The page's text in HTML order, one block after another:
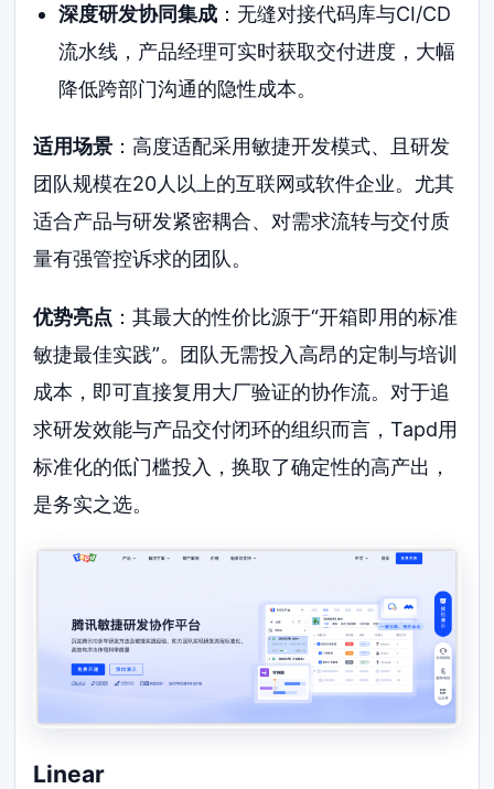
深度研发协同集成：无缝对接代码库与CI/CD
流水线，产品经理可实时获取交付进度，大幅
降低跨部门沟通的隐性成本。
适用场景 ：高度适配采用敏捷开发模式、且研发
团队规模在20人以上的互联网或软件企业。尤其
适合产品与研发紧密耦合、对需求流转与交付质
量有强管控诉求的团队。
优势亮点 ：其最大的性价比源于“开箱即用的标准
敏捷最佳实践”。团队无需投入高昂的定制与培训
成本，即可直接复用大厂验证的协作流。对于追
求研发效能与产品交付闭环的组织而言，Tapd用
标准化的低门槛投入，换取了确定性的高产出，
是务实之选。
Linear